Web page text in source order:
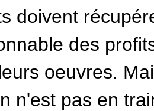
doivent
des
oeuvres.
n'est pas en